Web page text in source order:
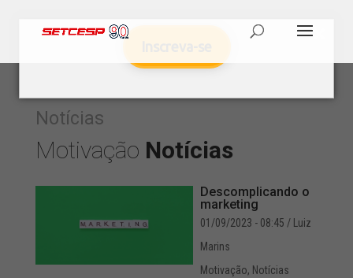
Notícias
Motivação Notícias
Descomplicando o
marketing
01/09/2023 - 08:45 / Luiz
Marins
Motivação, Notícias